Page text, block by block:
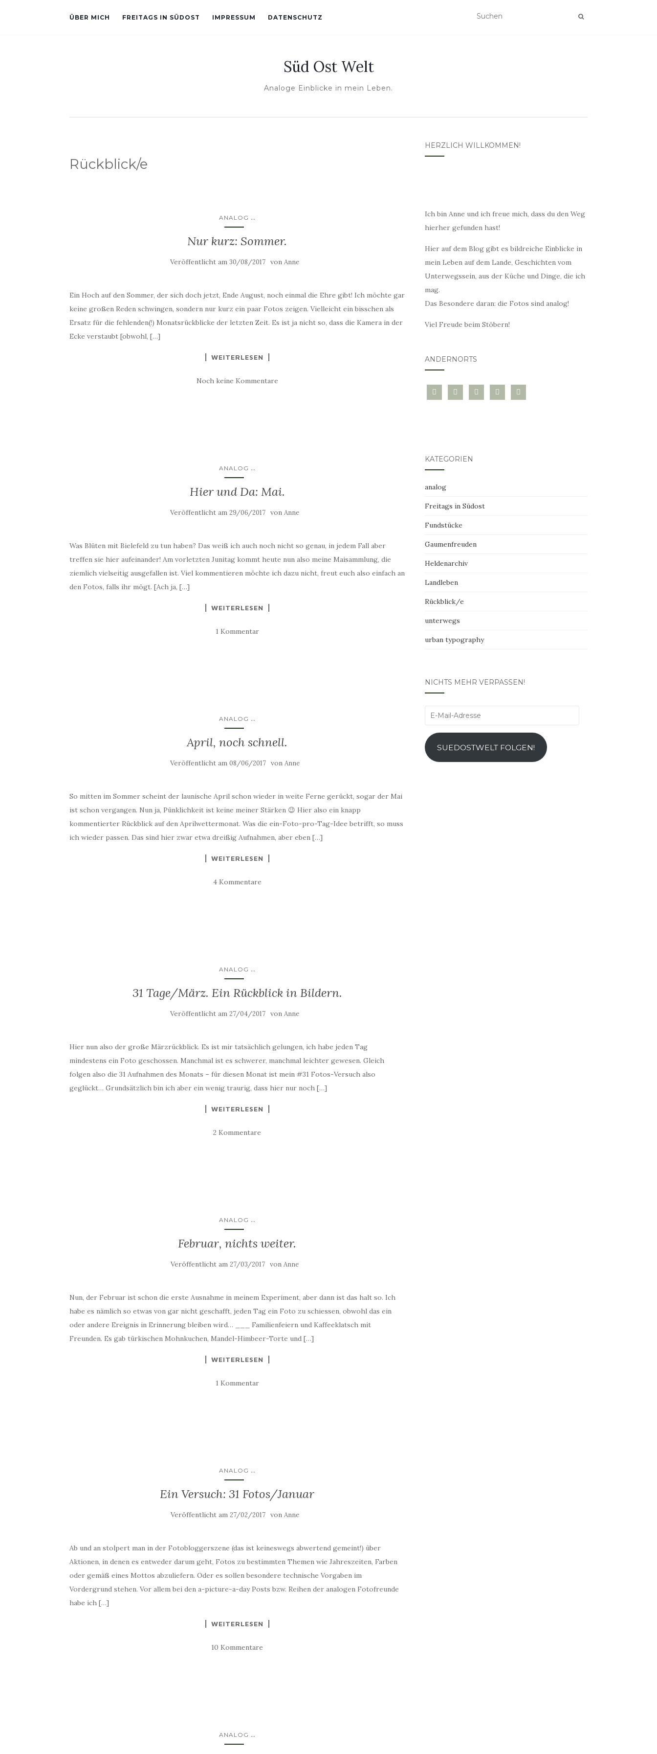
ÜBER MICH FREITAGS IN SÜDOST IMPRESSUM DATENSCHUTZ
Süd Ost Welt
Analoge Einblicke in mein Leben.
Rückblick/e
ANALOG ...
Nur kurz: Sommer.
Veröffentlicht am 30/08/2017 vonAnne
Ein Hoch auf den Sommer, der sich doch jetzt, Ende August, noch einmal die Ehre gibt! Ich möchte gar
keine großen Reden schwingen, sondern nur kurz ein paar Fotos zeigen. Vielleicht ein bisschen als
Ersatz für die fehlenden(!) Monatsrückblicke der letzten Zeit. Es ist ja nicht so, dass die Kamera in der
Ecke verstaubt [obwohl, […]
WEITERLESEN
Noch keine Kommentare
ANALOG ...
Hier und Da: Mai.
Veröffentlicht am29/06/2017 vonAnne
Was Blüten mit Bielefeld zu tun haben? Das weiß ich auch noch nicht so genau, in jedem Fall aber
treffen sie hier aufeinander! Am vorletzten Junitag kommt heute nun also meine Maisammlung, die
ziemlich vielseitig ausgefallen ist. Viel kommentieren möchte ich dazu nicht, freut euch also einfach an
den Fotos, falls ihr mögt. [Ach ja, […]
WEITERLESEN
1 Kommentar
ANALOG ...
April, noch schnell.
Veröffentlicht am 08/06/2017 von Anne
So mitten im Sommer scheint der launische April schon wieder in weite Ferne gerückt, sogar der Mai
ist schon vergangen. Nun ja, Pünklichkeit ist keine meiner Stärken 😉 Hier also ein knapp
kommentierter Rückblick auf den Aprilwettermonat. Was die ein-Foto-pro-Tag-Idee betrifft, so muss
ich wieder passen. Das sind hier zwar etwa dreißig Aufnahmen, aber eben […]
WEITERLESEN
4 Kommentare
ANALOG ...
31 Tage/März. Ein Rückblick in Bildern.
Veröffentlicht am27/04/2017 vonAnne
Hier nun also der große Märzrückblick. Es ist mir tatsächlich gelungen, ich habe jeden Tag
mindestens ein Foto geschossen. Manchmal ist es schwerer, manchmal leichter gewesen. Gleich
folgen also die 31 Aufnahmen des Monats – für diesen Monat ist mein #31 Fotos-Versuch also
geglückt… Grundsätzlich bin ich aber ein wenig traurig, dass hier nur noch […]
WEITERLESEN
2 Kommentare
ANALOG ...
Februar, nichts weiter.
Veröffentlicht am27/03/2017 vonAnne
Nun, der Februar ist schon die erste Ausnahme in meinem Experiment, aber dann ist das halt so. Ich
habe es nämlich so etwas von gar nicht geschafft, jeden Tag ein Foto zu schiessen, obwohl das ein
oder andere Ereignis in Erinnerung bleiben wird… ___ Familienfeiern und Kaffeeklatsch mit
Freunden. Es gab türkischen Mohnkuchen, Mandel-Himbeer-Torte und […]
WEITERLESEN
1 Kommentar
ANALOG ...
Ein Versuch: 31 Fotos/Januar
Veröffentlicht am 27/02/2017 von Anne
Ab und an stolpert man in der Fotobloggerszene (das ist keineswegs abwertend gemeint!) über
Aktionen, in denen es entweder darum geht, Fotos zu bestimmten Themen wie Jahreszeiten, Farben
oder gemäß eines Mottos abzuliefern. Oder es sollen besondere technische Vorgaben im
Vordergrund stehen. Vor allem bei den a-picture-a-day Posts bzw. Reihen der analogen Fotofreunde
habe ich […]
WEITERLESEN
10 Kommentare
ANALOG ...
HERZLICH WILLKOMMEN!
Ich bin Anne und ich freue mich, dass du den Weg
hierher gefunden hast!
Hier auf dem Blog gibt es bildreiche Einblicke in
mein Leben auf dem Lande, Geschichten vom
Unterwegssein, aus der Küche und Dinge, die ich
mag.
Das Besondere daran: die Fotos sind analog!
Viel Freude beim Stöbern!
ANDERNORTS
bloglovininstagramtwitter pinterest
mail
KATEGORIEN
analog
Freitags in Südost
Fundstücke
Gaumenfreuden
Heldenarchiv
Landleben
Rückblick/e
unterwegs
urban typography
NICHTS MEHR VERPASSEN!
E-
Adresse
SUEDOSTWELT FOLGEN!